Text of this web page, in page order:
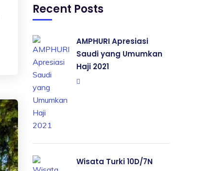
Recent Posts
AMPHURI Apresiasi
Saudi yang Umumkan
Haji 2021
Wisata Turki 10D/7N